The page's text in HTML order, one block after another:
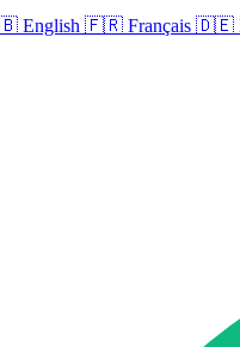
English 🇫🇷 Français 🇩🇪